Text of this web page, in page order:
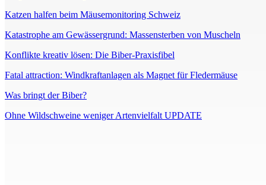
Katzen halfen beim Mäusemonitoring Schweiz
Katastrophe am Gewässergrund: Massensterben von Muscheln
Konflikte kreativ lösen: Die Biber-Praxisfibel
Fatal attraction: Windkraftanlagen als Magnet für Fledermäuse
Was bringt der Biber?
Ohne Wildschweine weniger Artenvielfalt UPDATE